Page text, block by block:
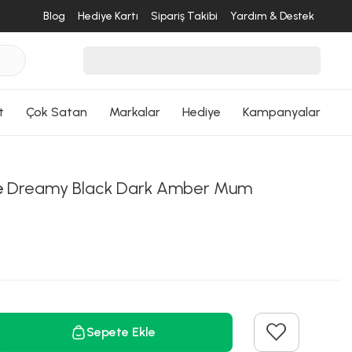
Blog Hediye Kartı Sipariş Takibi Yardım & Destek
Çok Satan Markalar Hediye Kampanyalar
Dreamy Black Dark Amber Mum
Sepete Ekle